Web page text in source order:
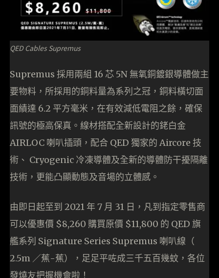
QED Cables Supremus
Supremus 採用兩組 16 芯 5N 無氧銅鍍銀導體做主
要物料，所採用的銅料量為系列之冠，銅料橫切面
面績達 6.2 平方毫米，在有效減低電阻之餘，確保
訊號的極高保真。線材搭配全新設計的銠白金
AIRLOC 喇叭插頭，配合 QED 獨家的 Aircore 技
術、 Cryogenic 冷凍導體及全新的導體防干擾隔離
技術，更能凸顯動態及音場的立體感。
由即日起至到 2021 年 7 月 31 日，凡到指定零售商
可以優惠價 $8,260 購買原價 $11,800 的 QED 旗
艦系列 Signature Series Supremus 喇叭線（
2.5m ／蕉-蕉），足足平咗成三千五百幾蚊，各位
發燒友把握機會啦！